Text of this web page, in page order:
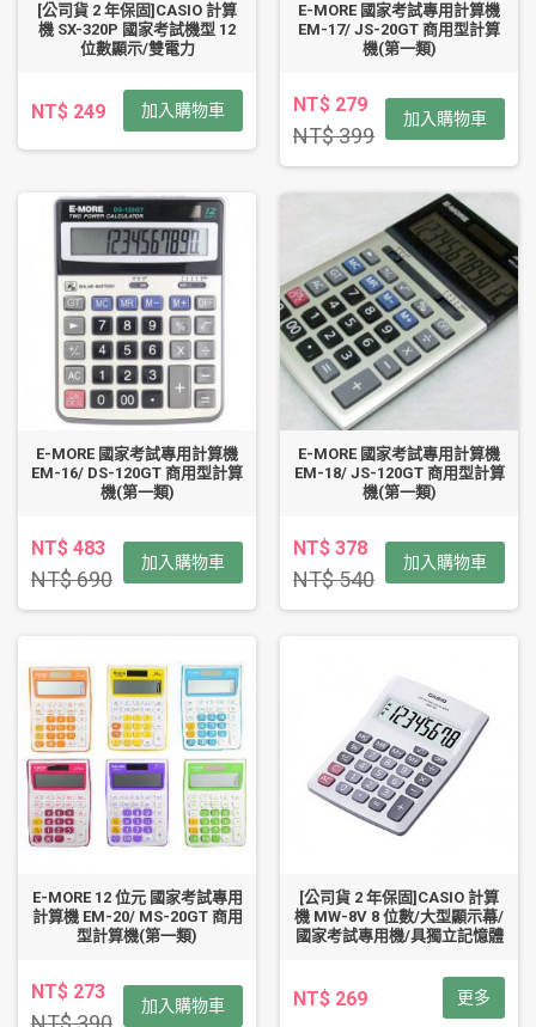
[公司貨 2 年保固]CASIO 計算
機 SX-320P 國家考試機型 12
位數顯示/雙電力
NT$ 249 加入購物車
E-MORE 國家考試專用計算機
EM-17/ JS-20GT 商用型計算
機(第一類)
NT$ 279
NT$ 399
加入購物車
E-MORE 國家考試專用計算機
EM-16/ DS-120GT 商用型計算
機(第一類)
NT$ 483
NT$ 690
加入購物車
E-MORE 國家考試專用計算機
EM-18/ JS-120GT 商用型計算
機(第一類)
NT$ 378
NT$ 540
加入購物車
E-MORE 12 位元 國家考試專用
計算機 EM-20/ MS-20GT 商用
型計算機(第一類)
NT$ 273
加入購物車
[公司貨 2 年保固]CASIO 計算
機 MW-8V 8 位數/大型顯示幕/
國家考試專用機/具獨立記憶體
NT$ 269 更多